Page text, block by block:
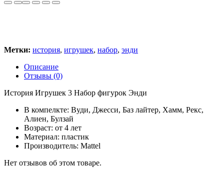
Метки: история, игрушек, набор, энди
Описание
Отзывы (0)
История Игрушек 3 Набор фигурок Энди
В компелкте: Вуди, Джесси, Баз лайтер, Хамм, Рекс,
Алиен, Булзай
Возраст: от 4 лет
Материал: пластик
Производитель: Mattel
Нет отзывов об этом товаре.